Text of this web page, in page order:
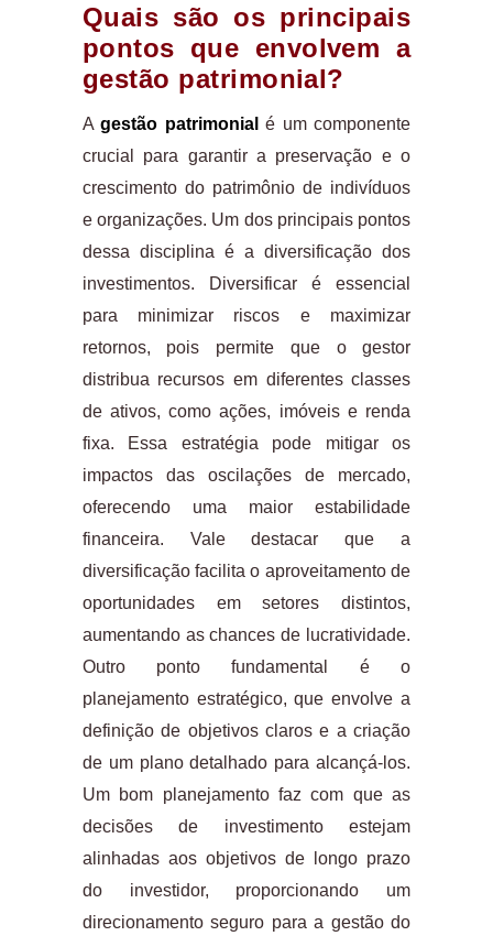
Quais são os principais
pontos que envolvem a
gestão patrimonial?
Agestão patrimonial é um componente
crucial para garantir a preservação e o
crescimento do patrimônio de indivíduos
e organizações. Um dos principais pontos
dessa disciplina é a diversificação dos
investimentos. Diversificar é essencial
para minimizar riscos e maximizar
retornos, pois permite que o gestor
distribua recursos em diferentes classes
de ativos, como ações, imóveis e renda
fixa. Essa estratégia pode mitigar os
impactos das oscilações de mercado,
oferecendo uma maior estabilidade
financeira. Vale destacar que a
diversificação facilita o aproveitamento de
oportunidades em setores distintos,
aumentando as chances de lucratividade.
Outro ponto fundamental é o
planejamento estratégico, que envolve a
definição de objetivos claros e a criação
de um plano detalhado para alcançá-los.
Um bom planejamento faz com que as
decisões de investimento estejam
alinhadas aos objetivos de longo prazo
do investidor, proporcionando um
direcionamento seguro para a gestão do